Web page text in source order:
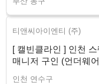
티앤씨아이엔티 (주)
[ 캘빈클라인 ] 인천
매니저 구인 (언더웨
인천 연수구